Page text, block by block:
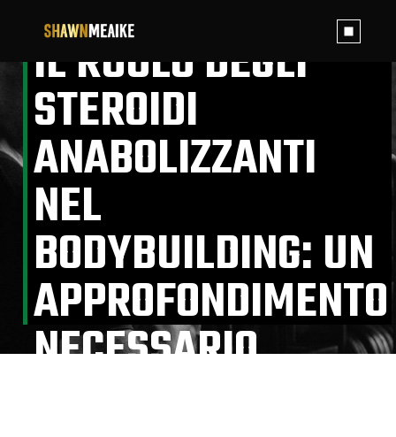
IL RUOLO DEGLI
STEROIDI
ANABOLIZZANTI
NEL
BODYBUILDING: UN
APPROFONDIMENTO
NECESSARIO